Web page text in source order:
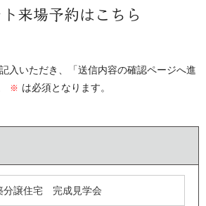
来場予約はこちら
入いただき、「送信内容の確認ページへ進
※ は必須となります。
譲住宅 完成見学会